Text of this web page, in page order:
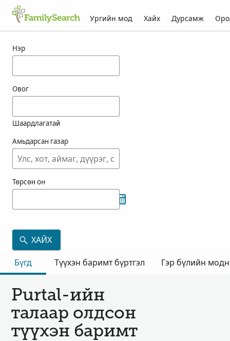
Ургийн мод Хайх Дурсамж
Нэр
Овог
Шаардлагатай
Амьдарсан газар
Төрсөн он
ХАЙХ
Бүгд
Түүхэн баримт бүртгэл Гэр бүлийн
Purtal-ийн
талаар олдсон
түүхэн баримт